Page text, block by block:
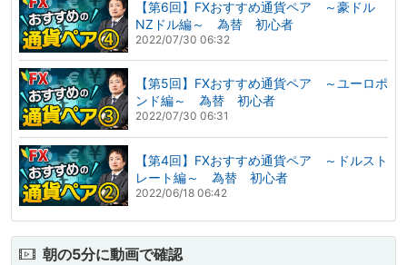
【第6回】FXおすすめ通貨ペア ～豪ドル
NZドル編～ 為替 初心者
2022/07/30 06:32
【第5回】FXおすすめ通貨ペア ～ユーロポ
ンド編～ 為替 初心者
2022/07/30 06:31
【第4回】FXおすすめ通貨ペア ～ドルスト
レート編～ 為替 初心者
2022/06/18 06:42
朝の5分に動画で確認